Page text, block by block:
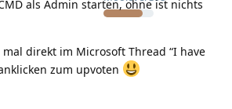
als Admin starten, ohne ist nichts
direkt im Microsoft Thread “I have
zum upvoten